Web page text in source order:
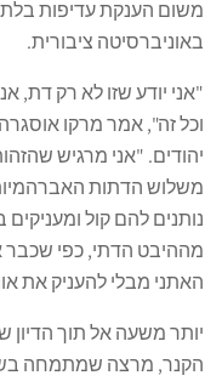
משום הענקת עדיפות
באוניברסיטה ציבורית.
"אני יודע שזו לא רק דת,
וכל זה", אמר מרקו
יהודים. "אני מרגיש
משלוש הדתות
נותנים להם קול
מההיבט הדתי, כפי שכבר
האתני מבלי להעניק את
הקנר, מרצה שמתמחה